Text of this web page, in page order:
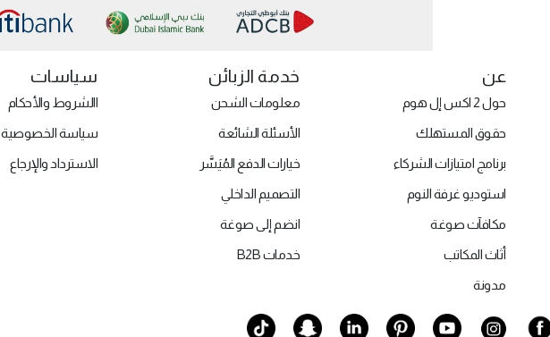
عن
حول 2 اكس إل هوم
حقوق المستهلك
برنامج امتيازات الشركاء
استوديو غرفة النوم
مكافآت صوغة
أثاث المكاتب
مدونة
خدمة الزبائن
معلومات الشحن
الأسئلة الشائعة
خيارات الدفع المُيَسَّر
التصميم الداخلي
انضم إلى صوغة
خدمات B2B
سياسات
االشروط والأحكام
سياسة الخصوصية
الاسترداد والإرجاع